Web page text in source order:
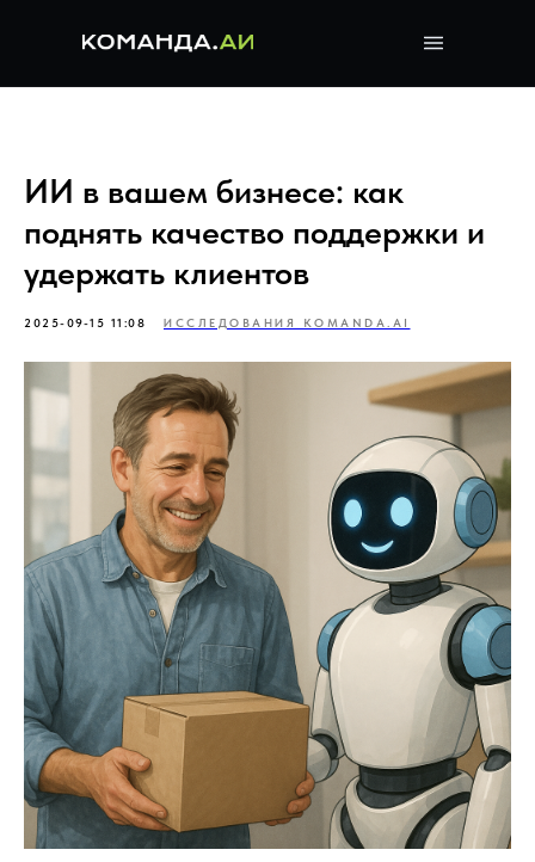
ИИ в вашем бизнесе: как
поднять качество поддержки и
удержать клиентов
2025-09-15 11:08 ИССЛЕДОВАНИЯ KOMANDA.AI